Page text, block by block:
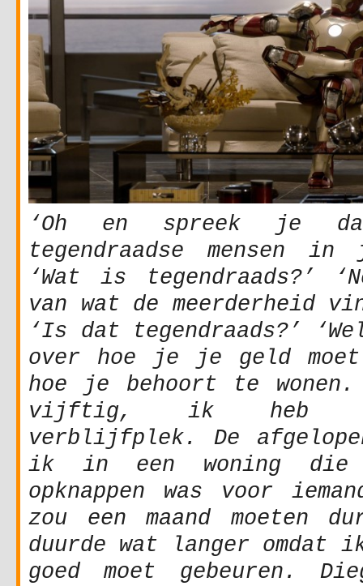
‘Oh en spreek je
tegendraadse mensen
‘Wat is tegendraads?’
van wat de meerderheid
‘Is dat tegendraads?’
over hoe je je geld
hoe je behoort te
vijftig, ik heb
verblijfplek. De
ik in een woning
opknappen was voor
zou een maand moeten
duurde wat langer omdat
goed moet gebeuren.